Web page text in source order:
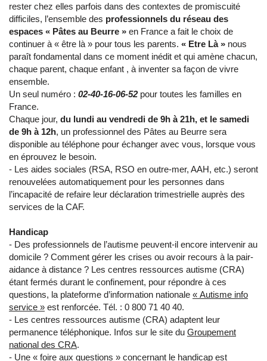
rester chez elles parfois dans des contextes de promiscuité
difficiles, l’ensemble des professionnels du réseau des
espaces « Pâtes au Beurre » en France a fait le choix de
continuer à « être là » pour tous les parents. « Etre Là » nous
paraît fondamental dans ce moment inédit et qui amène chacun,
chaque parent, chaque enfant , à inventer sa façon de vivre
ensemble.
Un seul numéro : 02-40-16-06-52pour toutes les familles en
France.
Chaque jour, du lundi au vendredi de 9h à 21h, et le samedi
de 9h à 12h, un professionnel des Pâtes au Beurre sera
disponible au téléphone pour échanger avec vous, lorsque vous
en éprouvez le besoin.
- Les aides sociales (RSA, RSO en outre-mer, AAH, etc.) seront
renouvelées automatiquement pour les personnes dans
l’incapacité de refaire leur déclaration trimestrielle auprès des
services de la CAF.
Handicap
- Des professionnels de l’autisme peuvent-il encore intervenir au
domicile ? Comment gérer les crises ou avoir recours à la pair-
aidance à distance ? Les centres ressources autisme (CRA)
étant fermés durant le confinement, pour répondre à ces
questions, la plateforme d’information nationale « Autisme info
service » est renforcée. Tél. : 0 800 71 40 40.
- Les centres ressources autisme (CRA) adaptent leur
permanence téléphonique. Infos sur le site du Groupement
national des CRA.
- Une « foire aux questions » concernant le handicap est